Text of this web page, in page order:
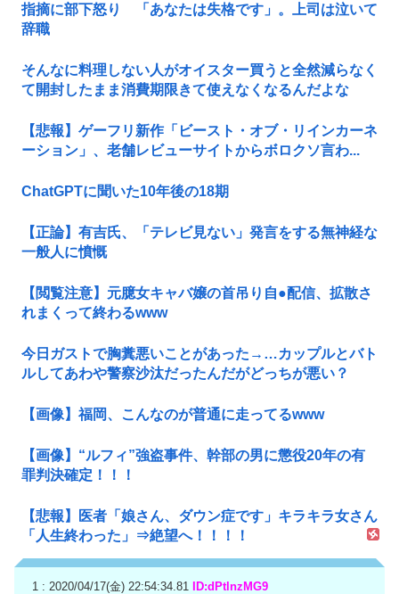
指摘に部下怒り 「あなたは失格です」。上司は泣いて
辞職
そんなに料理しない人がオイスター買うと全然減らなく
て開封したまま消費期限きて使えなくなるんだよな
【悲報】ゲーフリ新作「ビースト・オブ・リインカーネ
ーション」、老舗レビューサイトからボロクソ言わ...
ChatGPTに聞いた10年後の18期
【正論】有吉氏、「テレビ見ない」発言をする無神経な
一般人に憤慨
【閲覧注意】元臆女キャバ嬢の首吊り自●配信、拡散さ
れまくって終わるwww
今日ガストで胸糞悪いことがあった→…カップルとバト
ルしてあわや警察沙汰だったんだがどっちが悪い？
【画像】福岡、こんなのが普通に走ってるwww
【画像】“ルフィ”強盗事件、幹部の男に懲役20年の有
罪判決確定！！！
【悲報】医者「娘さん、ダウン症です」キラキラ女さん
「人生終わった」⇒絶望へ！！！！
1 : 2020/04/17(金) 22:54:34.81 ID:dPtlnzMG9